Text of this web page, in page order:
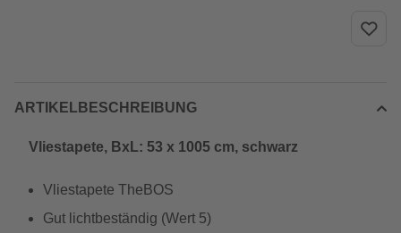
ARTIKELBESCHREIBUNG
Vliestapete, BxL: 53 x 1005 cm, schwarz
Vliestapete TheBOS
Gut lichtbeständig (Wert 5)